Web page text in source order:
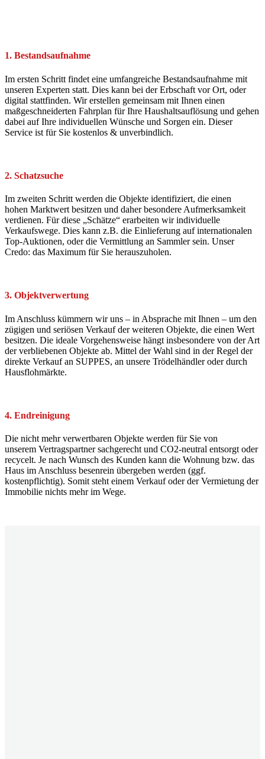
1. Bestandsaufnahme
Im ersten Schritt findet eine umfangreiche Bestandsaufnahme mit
unseren Experten statt. Dies kann bei der Erbschaft vor Ort, oder
digital stattfinden. Wir erstellen gemeinsam mit Ihnen einen
maßgeschneiderten Fahrplan für Ihre Haushaltsauflösung und gehen
dabei auf Ihre individuellen Wünsche und Sorgen ein. Dieser
Service ist für Sie kostenlos & unverbindlich.
2. Schatzsuche
Im zweiten Schritt werden die Objekte identifiziert, die einen
hohen Marktwert besitzen und daher besondere Aufmerksamkeit
verdienen. Für diese „Schätze“ erarbeiten wir individuelle
Verkaufswege. Dies kann z.B. die Einlieferung auf internationalen
Top-Auktionen, oder die Vermittlung an Sammler sein. Unser
Credo: das Maximum für Sie herauszuholen.
3. Objektverwertung
Im Anschluss kümmern wir uns – in Absprache mit Ihnen – um den
zügigen und seriösen Verkauf der weiteren Objekte, die einen Wert
besitzen. Die ideale Vorgehensweise hängt insbesondere von der Art
der verbliebenen Objekte ab. Mittel der Wahl sind in der Regel der
direkte Verkauf an SUPPES, an unsere Trödelhändler oder durch
Hausflohmärkte.
4. Endreinigung
Die nicht mehr verwertbaren Objekte werden für Sie von
unserem Vertragspartner sachgerecht und CO2-neutral entsorgt oder
recycelt. Je nach Wunsch des Kunden kann die Wohnung bzw. das
Haus im Anschluss besenrein übergeben werden (ggf.
kostenpflichtig). Somit steht einem Verkauf oder der Vermietung der
Immobilie nichts mehr im Wege.